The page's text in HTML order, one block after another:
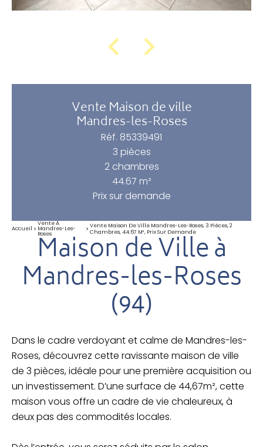
Vente Maison de ville
Mandres-les-Roses
Réf. 85339491
3 pièces
2 chambres
44.67 m²
Prix sur demande
Accueil
Vente À
Mandres-Les-
Roses
Vente Maison De Ville Mandres-Les-Roses, 3 Pièces, 2
Chambres, 44.67 M², Prix Sur Demande
Maison de Ville à
Mandres-les-Roses
(94)
Dans le cadre verdoyant et calme de Mandres-les-
Roses, découvrez cette ravissante maison de ville
de 3 pièces, idéale pour une première acquisition ou
un investissement. D’une surface de 44,67m², cette
maison vous offre un cadre de vie chaleureux, à
deux pas des commodités locales.